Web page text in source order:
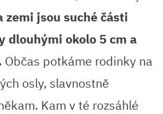
zemi jsou suché části
dlouhými okolo 5 cm a
Občas potkáme rodinky na
osly, slavnostně
Kam v té rozsáhlé